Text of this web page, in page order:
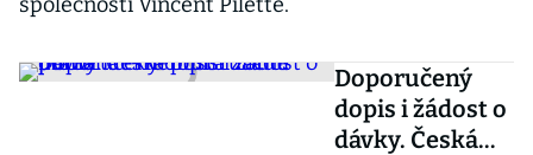
Doporučený
dopis i žádost o
dávky. Česká